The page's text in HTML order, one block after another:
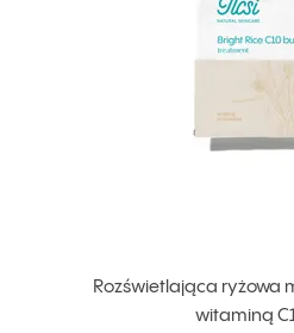
Rozświetlająca ryżowa
witaminą